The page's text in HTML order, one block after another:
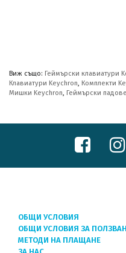
Виж също: Геймърски клавиатури
Клавиатури Keychron, Комплекти
Мишки Keychron, Геймърски
ОБЩИ УСЛОВИЯ
ОБЩИ УСЛОВИЯ ЗА
МЕТОДИ НА ПЛАЩАНЕ